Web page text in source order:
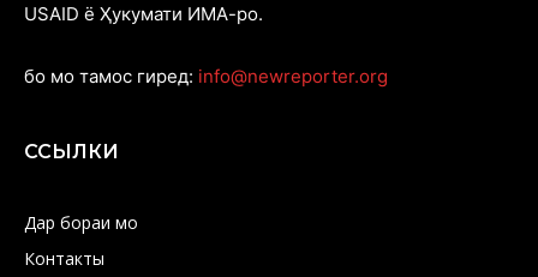
USAID ё Ҳукумати ИМА-ро.
бо мо тамос гиред: info@newreporter.org
ССЫЛКИ
Дар бораи мо
Контакты